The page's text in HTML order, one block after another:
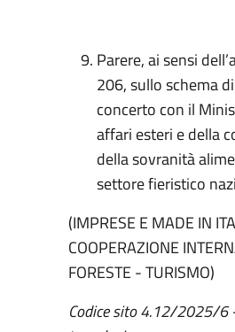
Parere, ai sensi
206, sullo schema
concerto con il
affari esteri e della
della sovranità
settore fieristico
(IMPRESE E MADE IN
COOPERAZIONE
FORESTE - TURISMO)
Codice sito 4.12/2025/6